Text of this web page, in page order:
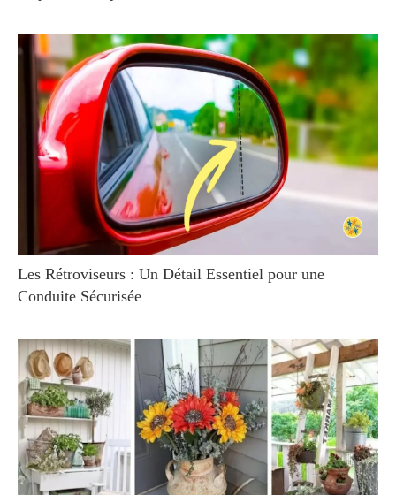
Les Rétroviseurs : Un Détail Essentiel pour une
Conduite Sécurisée